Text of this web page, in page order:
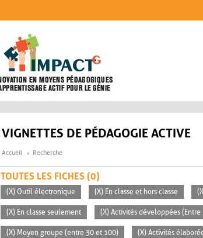
VIGNETTES DE PÉDAGOGIE ACTIVE
Accueil Recherche
TOUTES LES FICHES (0)
(X) Outil électronique (X) En classe et hors classe
(X) En classe seulement (X) Activités développées
(X) Moyen groupe (entre 30 et 100) (X) Activités